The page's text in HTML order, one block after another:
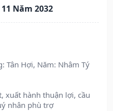
Năm 2032
Tân Hợi, Năm: Nhâm Tý
xuất hành thuận lợi, cầu
nhân phù trợ